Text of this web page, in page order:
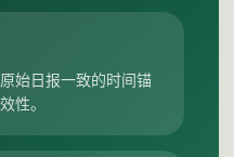
始日报一致的时间锚
性。